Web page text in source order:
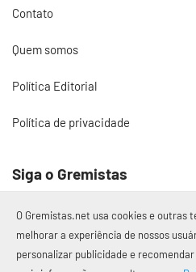
Contato
Quem somos
Política Editorial
Política de privacidade
Siga o Gremistas
© 2017 – 2026
O Gremistas.net usa cookies e outras
melhorar a experiência de nossos
personalizar publicidade e